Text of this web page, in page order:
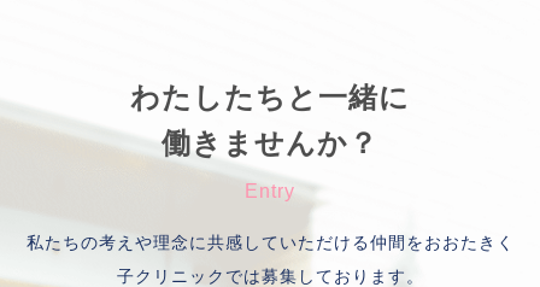
わたしたちと一緒に
働きませんか？
私たちの考えや理念に共感していただける仲間をおおたきく
子クリニックでは募集しております。